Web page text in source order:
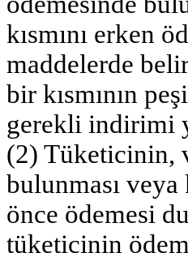
kısmını erken
maddelerde
bir kısmının
gerekli indirimi
(2) Tüketicinin,
bulunması veya
önce ödemesi
tüketicinin